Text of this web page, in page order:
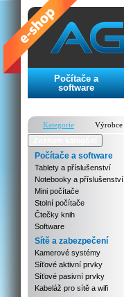
Počítače a
software
Kategorie
Výrobce
Počítače a software
Tablety a příslušenství
Notebooky a příslušenství
Mini počítače
Stolní počítače
Čtečky knih
Software
Sítě a zabezpečení
Kamerové systémy
Síťové aktivní prvky
Síťové pasivní prvky
Kabeláž pro sítě a wifi